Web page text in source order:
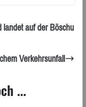
auf der Böschu
Verkehrsunfall
...